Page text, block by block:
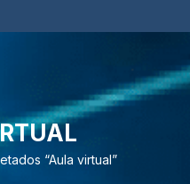
“Aula virtual”